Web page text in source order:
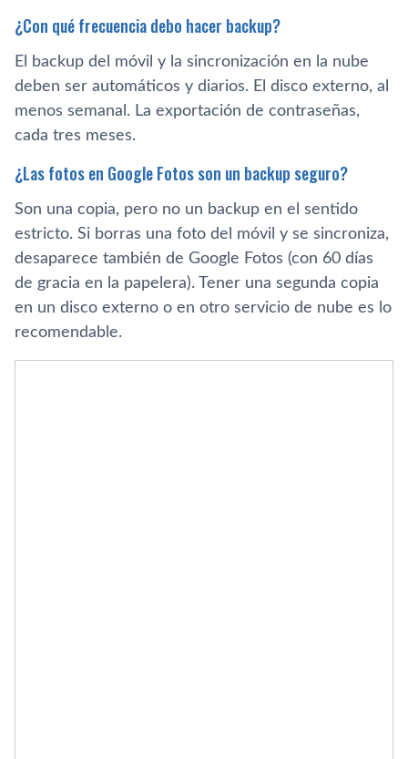
¿Con qué frecuencia debo hacer backup?
El backup del móvil y la sincronización en la nube
deben ser automáticos y diarios. El disco externo, al
menos semanal. La exportación de contraseñas,
cada tres meses.
¿Las fotos en Google Fotos son un backup seguro?
Son una copia, pero no un backup en el sentido
estricto. Si borras una foto del móvil y se sincroniza,
desaparece también de Google Fotos (con 60 días
de gracia en la papelera). Tener una segunda copia
en un disco externo o en otro servicio de nube es lo
recomendable.